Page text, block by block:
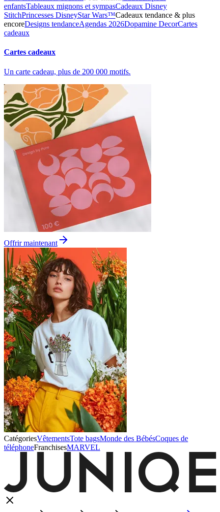
enfantsTableaux mignons et sympasCadeaux Disney
StitchPrincesses DisneyStar Wars™Cadeaux tendance & plus
encoreDesigns tendanceAgendas 2026Dopamine DecorCartes
cadeaux
Cartes cadeaux
Un carte cadeau, plus de 200 000 motifs.
Offrir maintenant
CatégoriesVêtementsTote bagsMonde des BébésCoques de
téléphoneFranchisesMARVEL